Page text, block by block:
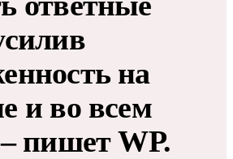
на
и во всем
пишет WP.